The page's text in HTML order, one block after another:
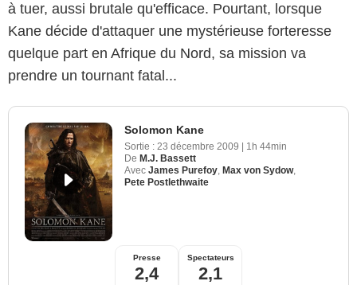
à tuer, aussi brutale qu'efficace. Pourtant, lorsque
Kane décide d'attaquer une mystérieuse forteresse
quelque part en Afrique du Nord, sa mission va
prendre un tournant fatal...
Solomon Kane
Sortie : 23 décembre 2009
1h 44min
De M.J. Bassett
Avec James Purefoy, Max von Sydow,
Pete Postlethwaite
Presse
2,4
Spectateurs
2,1